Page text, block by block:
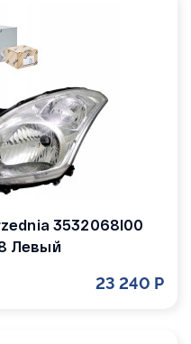
3532068l00
Левый
23 240 Р